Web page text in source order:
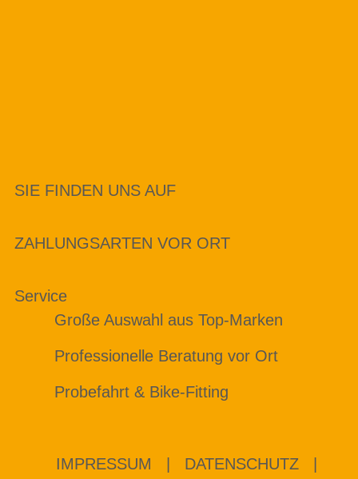
SIE FINDEN UNS AUF
ZAHLUNGSARTEN VOR ORT
Service
Große Auswahl aus Top-Marken
Professionelle Beratung vor Ort
Probefahrt & Bike-Fitting
IMPRESSUM DATENSCHUTZ